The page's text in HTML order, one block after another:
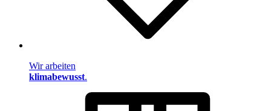
Wir arbeiten
klimabewusst.